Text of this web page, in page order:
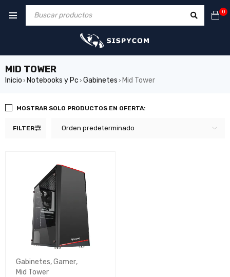
0
MID TOWER
Inicio › Notebooks y Pc › Gabinetes › Mid Tower
FILTER Orden predeterminado
MOSTRAR SOLO PRODUCTOS EN OFERTA:
Gabinetes,Gamer,
Mid Tower